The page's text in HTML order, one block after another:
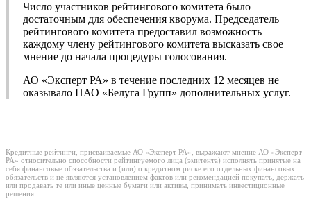
Число участников рейтингового комитета было
достаточным для обеспечения кворума. Председатель
рейтингового комитета предоставил возможность
каждому члену рейтингового комитета высказать свое
мнение до начала процедуры голосования.
АО «Эксперт РА» в течение последних 12 месяцев не
оказывало ПАО «Белуга Групп» дополнительных услуг.
Кредитные рейтинги, присваиваемые АО «Эксперт РА», выражают мнение АО «Эксперт
РА» относительно способности рейтингуемого лица (эмитента) исполнять принятые на
себя финансовые обязательства и (или) о кредитном риске его отдельных финансовых
обязательств и не являются установлением фактов или рекомендацией покупать, держать
или продавать те или иные ценные бумаги или активы, принимать инвестиционные
решения.